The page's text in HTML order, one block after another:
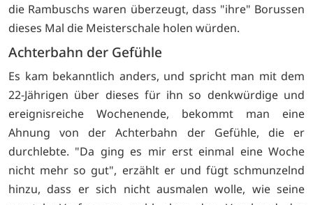
die Rambuschs waren überzeugt, dass "ihre" Borussen
dieses Mal die Meisterschale holen würden.
Achterbahn der Gefühle
Es kam bekanntlich anders, und spricht man mit dem
22-Jährigen über dieses für ihn so denkwürdige und
ereignisreiche Wochenende, bekommt man eine
Ahnung von der Achterbahn der Gefühle, die er
durchlebte. "Da ging es mir erst einmal eine Woche
nicht mehr so gut", erzählt er und fügt schmunzelnd
hinzu, dass er sich nicht ausmalen wolle, wie seine